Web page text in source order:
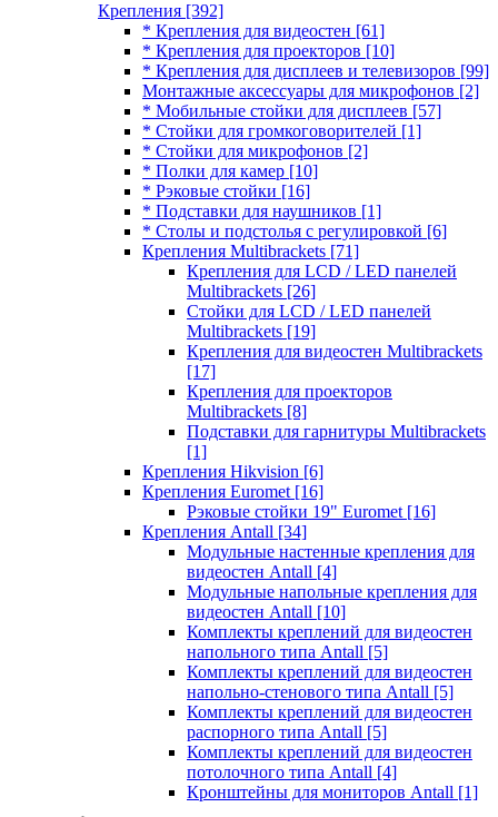
Крепления [392]
* Крепления для видеостен [61]
* Крепления для проекторов [10]
* Крепления для дисплеев и телевизоров [99]
Монтажные аксессуары для микрофонов [2]
* Мобильные стойки для дисплеев [57]
* Стойки для громкоговорителей [1]
* Стойки для микрофонов [2]
* Полки для камер [10]
* Рэковые стойки [16]
* Подставки для наушников [1]
* Столы и подстолья с регулировкой [6]
Крепления Multibrackets [71]
Крепления для LCD / LED панелей
Multibrackets [26]
Стойки для LCD / LED панелей
Multibrackets [19]
Крепления для видеостен Multibrackets
[17]
Крепления для проекторов
Multibrackets [8]
Подставки для гарнитуры Multibrackets
[1]
Крепления Hikvision [6]
Крепления Euromet [16]
Рэковые стойки 19" Euromet [16]
Крепления Antall [34]
Модульные настенные крепления для
видеостен Antall [4]
Модульные напольные крепления для
видеостен Antall [10]
Комплекты креплений для видеостен
напольного типа Antall [5]
Комплекты креплений для видеостен
напольно-стенового типа Antall [5]
Комплекты креплений для видеостен
распорного типа Antall [5]
Комплекты креплений для видеостен
потолочного типа Antall [4]
Кронштейны для мониторов Antall [1]